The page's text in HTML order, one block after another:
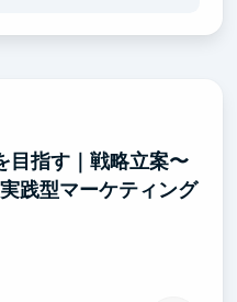
目指す｜戦略立案〜
践型マーケティング